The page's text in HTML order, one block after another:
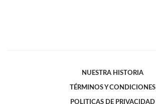
NUESTRA HISTORIA
TÉRMINOS Y CONDICIONES
POLITICAS DE PRIVACIDAD